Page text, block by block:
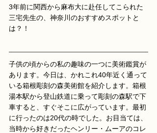
3年前に関西から麻布大に赴任してこられた
三宅先生の、神奈川のおすすめスポットと
は？！
子供の頃からの私の趣味の一つに美術鑑賞が
あります。今日は、かれこれ40年近く通って
いる箱根彫刻の森美術館を紹介します。箱根
湯本駅から登山鉄道に乗って彫刻の森駅で下
車すると、すぐそこに広がっています。最初
に行ったのは20代の時でした。お目当ては、
当時から好きだったヘンリー・ムーアのコレ